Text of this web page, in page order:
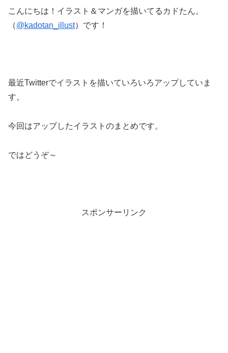
こんにちは！イラスト＆マンガを描いてるカドたん。
（@kadotan_illust）です！
最近Twitterでイラストを描いていろいろアップしていま
す。
今回はアップしたイラストのまとめです。
ではどうぞ～
スポンサーリンク